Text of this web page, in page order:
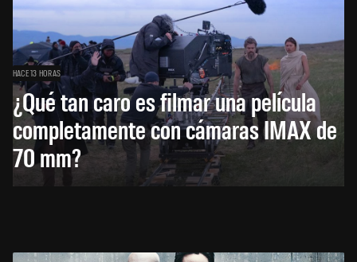
HACE 13 HORAS
¿Qué tan caro es filmar una película
completamente con cámaras IMAX de
70 mm?